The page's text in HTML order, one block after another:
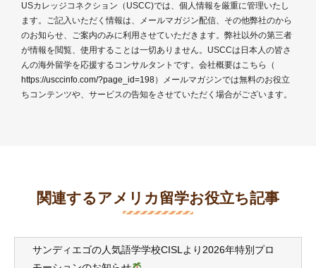
USカレッジコネクション（USCC)では、個人情報を厳重に管理いたし
ます。ご記入いただく情報は、メールマガジン配信、その他弊社のから
のお知らせ、ご案内のみに利用させていただきます。弊社以外の第三者
が情報を閲覧、使用することは一切ありません。USCCは日本人の皆さ
んの海外留学を応援するコンサルタントです。会社概要はこちら（
https://usccinfo.com/?page_id=198）メールマガジンでは無料のお役立
ちコンテンツや、サービスの告知をさせていただく場合がございます。
関連するアメリカ留学お役立ち記事
サンディエゴの人気語学学校CISLより2026年特別プロ